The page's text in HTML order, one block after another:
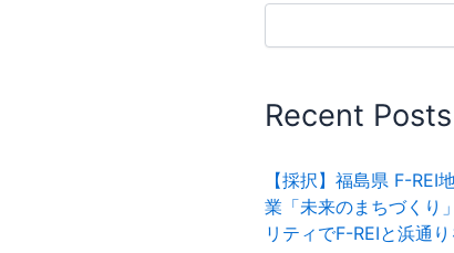
Recent Posts
【採択】福島県 F-REI
業「未来のまちづくり
リティでF-REIと浜通